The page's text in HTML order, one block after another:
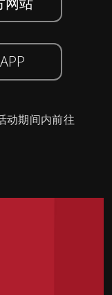
动期间内前往